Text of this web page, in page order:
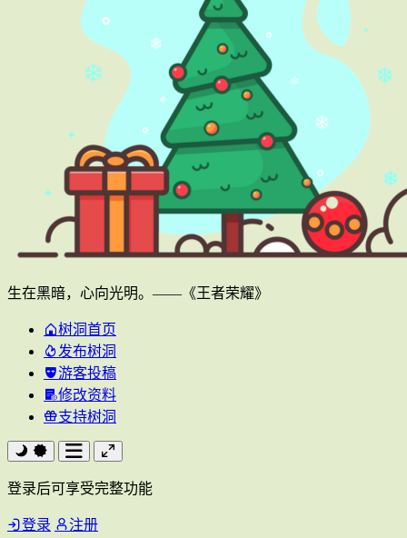
生在黑暗，心向光明。——《王者荣耀》
树洞首页
发布树洞
游客投稿
修改资料
支持树洞
登录后可享受完整功能
登录 注册